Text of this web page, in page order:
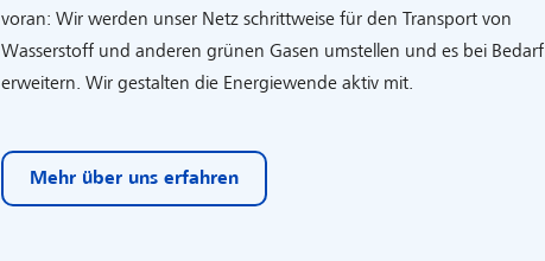
voran: Wir werden unser Netz schrittweise für den Transport von
Wasserstoff und anderen grünen Gasen umstellen und es bei Bedarf
erweitern. Wir gestalten die Energiewende aktiv mit.
Mehr über uns erfahren